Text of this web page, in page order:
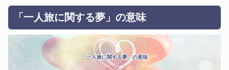
「一人旅に関する夢」の意味
「一人旅に関する夢」の意味